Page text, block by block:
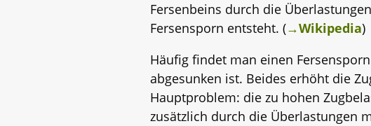
Fersenbeins durch die
Fersensporn entsteht. (→Wikipedia)
Häufig findet man einen
abgesunken ist. Beides erhöht die
Hauptproblem: die zu hohen
zusätzlich durch die Überlastungen